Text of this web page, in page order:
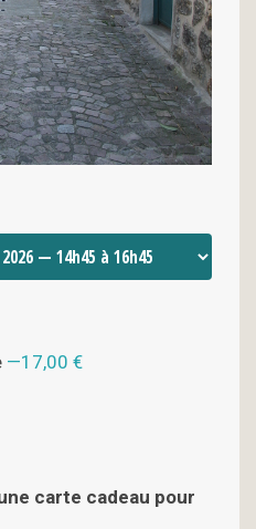
17,00 €
carte cadeau pour